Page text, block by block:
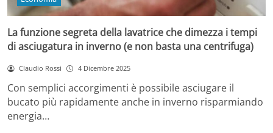
La funzione segreta della lavatrice che dimezza i tempi
di asciugatura in inverno (e non basta una centrifuga)
Claudio Rossi 4 Dicembre 2025
Con semplici accorgimenti è possibile asciugare il
bucato più rapidamente anche in inverno risparmiando
energia…